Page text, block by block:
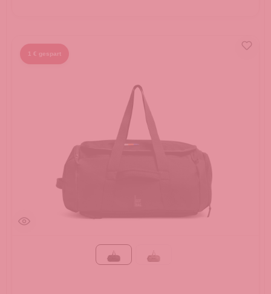
1 € gespart
Black